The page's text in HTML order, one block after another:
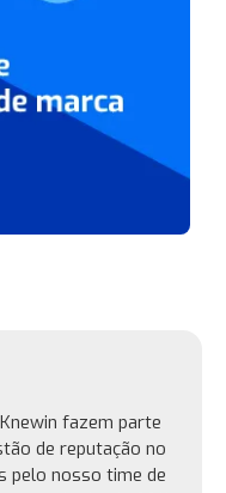
fazem parte
de reputação no
pelo nosso time de